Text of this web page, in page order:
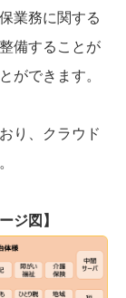
業務に関する
備することが
ができます。
り、クラウド
ジ図】